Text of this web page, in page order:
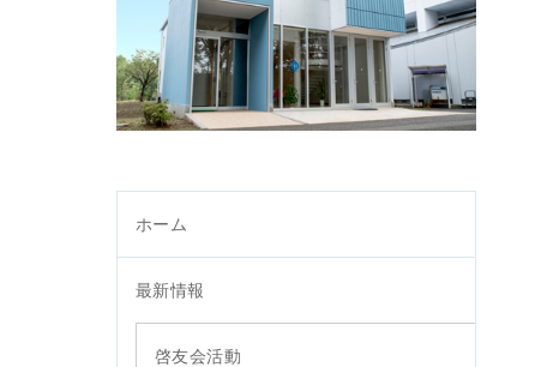
ホーム
最新情報
啓友会活動